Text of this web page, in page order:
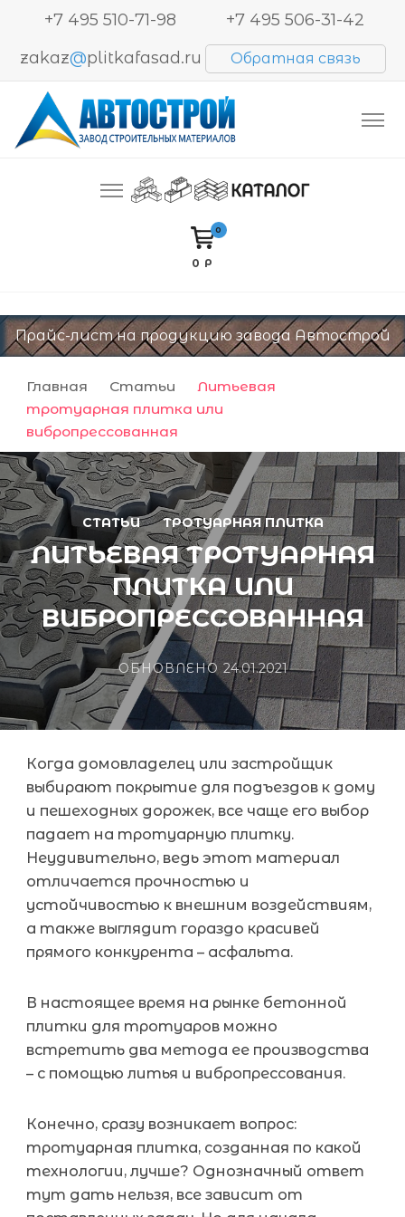
+7 495 510-71-98
+7 495 506-31-42
zakaz@plitkafasad.ru Обратная связь
Автострой. Завод строительных материалов
Производство и продажа тротуарной плитки,
блоков BESSER, кирпича
0
0 Р
Прайс-лист на продукцию завода Автострой
Главная Статьи
Литьевая
тротуарная плитка или
вибропрессованная
СТАТЬИ ТРОТУАРНАЯ ПЛИТКА
ЛИТЬЕВАЯ ТРОТУАРНАЯ
ПЛИТКА ИЛИ
ВИБРОПРЕССОВАННАЯ
ОБНОВЛЕНО24.01.2021
Когда домовладелец или застройщик
выбирают покрытие для подъездов к дому
и пешеходных дорожек, все чаще его выбор
падает на тротуарную плитку.
Неудивительно, ведь этот материал
отличается прочностью и
устойчивостью к внешним воздействиям,
а также выглядит гораздо красивей
прямого конкурента – асфальта.
В настоящее время на рынке бетонной
плитки для тротуаров можно
встретить два метода ее производства
– с помощью литья и вибропрессования.
Конечно, сразу возникает вопрос:
тротуарная плитка, созданная по какой
технологии, лучше? Однозначный ответ
тут дать нельзя, все зависит от